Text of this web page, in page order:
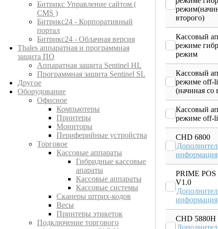
Битрикс Управление сайтом (
CMS )
Битрикс24 - Корпоративный
портал
Битрикс24 - Облачная версия
Thales аппаратная и программная
защита ПО
Аппаратная защита Sentinel HL
Программная защита Sentinel SL
Другое
Оборудование
Офисное
Компьютеры
Принтеры
Мониторы
Периферийные устройства
Торговое
Кассовые аппараты
Гибридные кассовые
апараты
Кассовые аппараты
Кассовые системы
Сканеры штрих-кодов
Весы
Принтеры этикеток
Подключение торгового
второго)
Кассовый
режиме
режим
Кассовый
режиме off-
(начиная со
Кассовый
режиме off-
CHD 6800
информация
PRIME POS
V1.0
информация
CHD 5880H